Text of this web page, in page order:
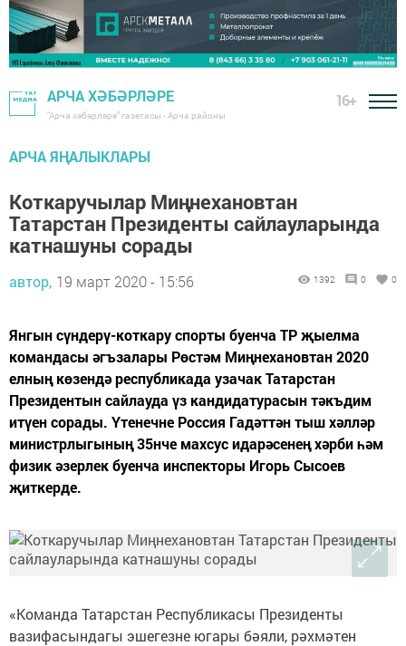
АРЧА ХӘБӘРЛӘРЕ
"Арча хәбәрләре" газетасы - Арча районы
16+
АРЧА ЯҢАЛЫКЛАРЫ
Коткаручылар Миңнехановтан
Татарстан Президенты сайлауларында
катнашуны сорады
автор, 19 март 2020 - 15:56 1392 0 0
Янгын сүндерү-коткару спорты буенча ТР җыелма
командасы әгъзалары Рөстәм Миңнехановтан 2020
елның көзендә республикада узачак Татарстан
Президентын сайлауда үз кандидатурасын тәкъдим
итүен сорады. Үтенечне Россия Гадәттән тыш хәлләр
министрлыгының 35нче махсус идарәсенең хәрби һәм
физик әзерлек буенча инспекторы Игорь Сысоев
җиткерде.
«Команда Татарстан Республикасы Президенты
вазифасындагы эшегезне югары бәяли, рәхмәтен